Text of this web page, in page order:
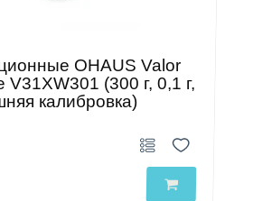
OHAUS Valor
V31XW301 (300 г, 0,1 г,
калибровка)